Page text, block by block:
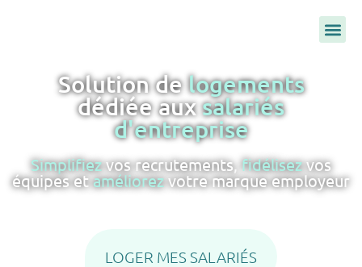
Solution delogements
dédiée auxsalariés
d'entreprise
Simplifiezvos recrutements,fidélisezvos
équipes et améliorez votre marque employeur
LOGER MES SALARIÉS